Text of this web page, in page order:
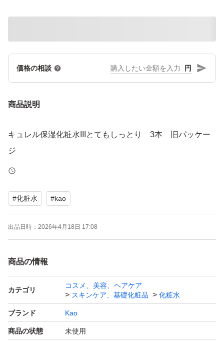
価格の相談 円
商品説明
キュレル保湿化粧水IIIとてもしっとり 3本 旧パッケー
ジ
#化粧水 #kao
出品日時： 2026年4月18日 17:08
商品の情報
カテゴリ
コスメ、美容、ヘアケア
スキンケア、基礎化粧品
化粧水
ブランド Kao
商品の状態 未使用